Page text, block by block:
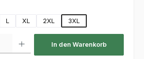
L XL 2XL 3XL
In den Warenkorb